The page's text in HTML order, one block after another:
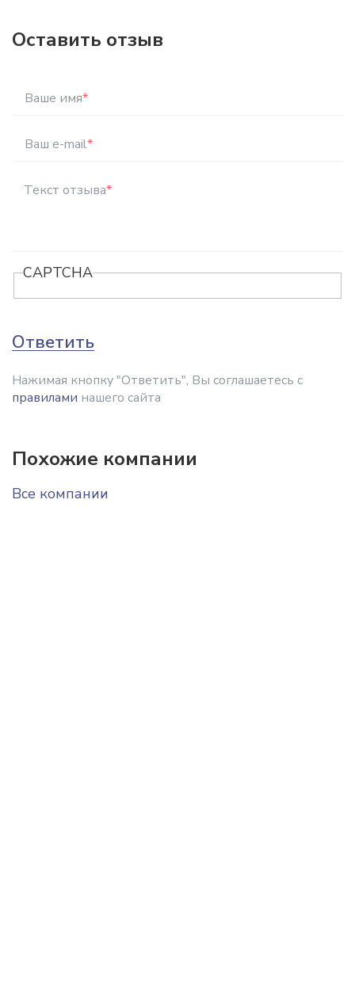
Оставить отзыв
Ваше имя*
Ваш e-mail*
Текст отзыва*
CAPTCHA
Ответить
Нажимая кнопку "Ответить", Вы соглашаетесь с
правилами нашего сайта
Похожие компании
Все компании